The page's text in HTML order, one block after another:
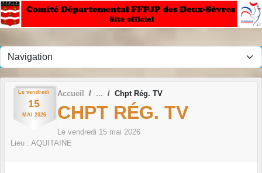
Le vendredi
15
MAI 2026
Accueil Chpt Rég. TV
CHPT RÉG. TV
Le vendredi 15 mai 2026
Lieu : AQUITAINE
Panneau de gestion des cookies